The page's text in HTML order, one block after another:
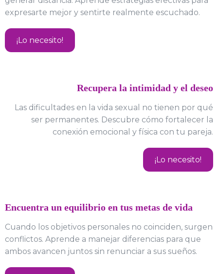
expresarte mejor y sentirte realmente escuchado.
¡Lo necesito!
Recupera la intimidad y el deseo
Las dificultades en la vida sexual no tienen por qué
ser permanentes. Descubre cómo fortalecer la
conexión emocional y física con tu pareja.
¡Lo necesito!
Encuentra un equilibrio en tus metas de vida
Cuando los objetivos personales no coinciden, surgen
conflictos. Aprende a manejar diferencias para que
ambos avancen juntos sin renunciar a sus sueños.